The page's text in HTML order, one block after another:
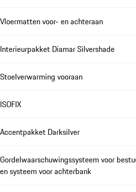
Vloermatten voor- en achteraan
Interieurpakket Diamar Silvershade
Stoelverwarming vooraan
ISOFIX
Accentpakket Darksilver
Gordelwaarschuwingssysteem voor
en systeem voor achterbank